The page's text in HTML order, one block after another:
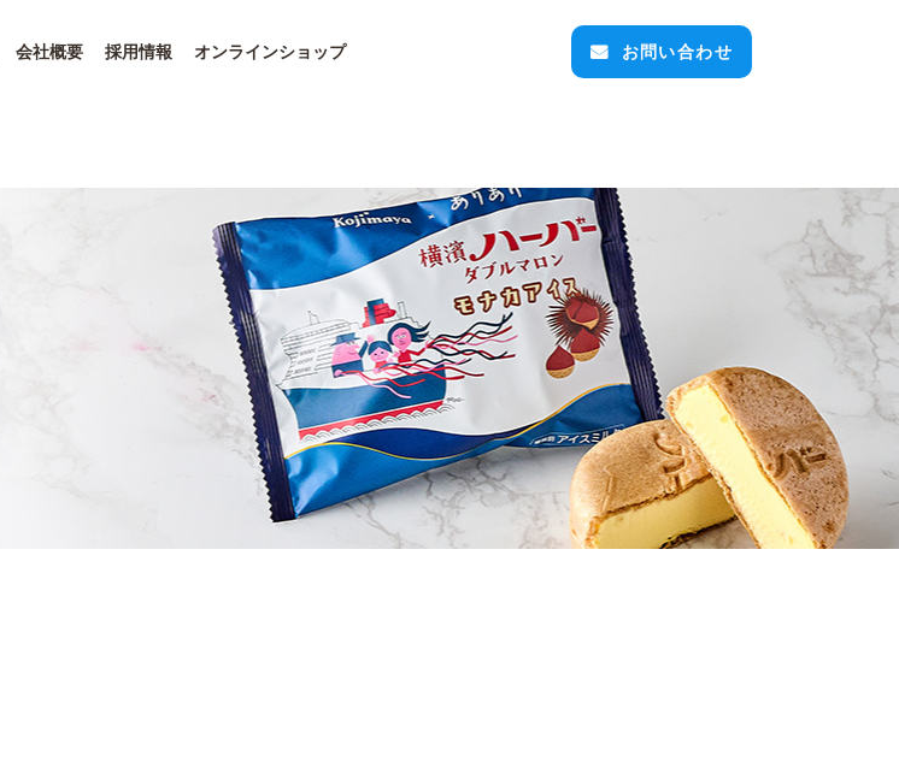
会社概要 採用情報 オンラインショップ お問い合わせ